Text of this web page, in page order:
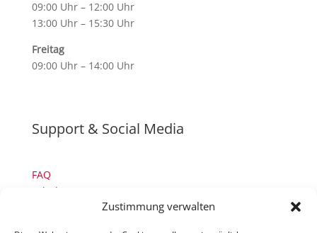
Zustimmung verwalten
09:00 Uhr – 12:00 Uhr
13:00 Uhr – 15:30 Uhr
Freitag
09:00 Uhr – 14:00 Uhr
Support & Social Media
FAQ
Schulungen